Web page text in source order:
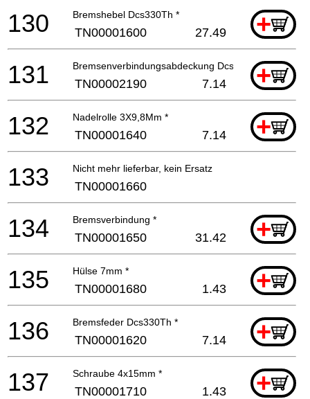
Bremshebel Dcs330Th * +
130 TN00001600 27.49
Bremsenverbindungsabdeckung Dcs330Th *
+
131 TN00002190 7.14
Nadelrolle 3X9,8Mm * +
132 TN00001640 7.14
Nicht mehr lieferbar, kein Ersatz
133 TN00001660
Bremsverbindung * +
134 TN00001650 31.42
Hülse 7mm * +
135 TN00001680 1.43
Bremsfeder Dcs330Th * +
136 TN00001620 7.14
Schraube 4x15mm * +
137 TN00001710 1.43